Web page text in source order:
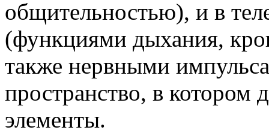
общительностью), и в
(функциями дыхания,
также нервными
пространство, в котором
элементы.